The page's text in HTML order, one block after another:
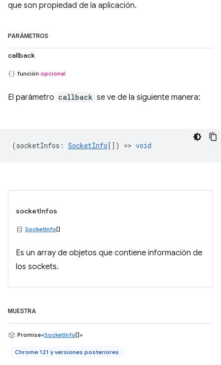
que son propiedad de la aplicación.
PARÁMETROS
callback
función opcional
El parámetro callback se ve de la siguiente manera:
(socketInfos : SocketInfo[]) => void
socketInfos
SocketInfo[]
Es un array de objetos que contiene información de
los sockets.
MUESTRA
Promise<SocketInfo[]>
Chrome 121 y versiones posteriores